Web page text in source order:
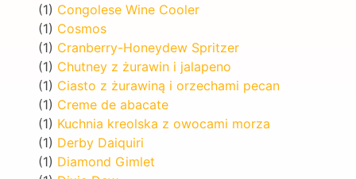
(1) Congolese Wine Cooler
(1) Cosmos
(1) Cranberry-Honeydew Spritzer
(1) Chutney z żurawin i jalapeno
(1) Ciasto z żurawiną i orzechami pecan
(1) Creme de abacate
(1) Kuchnia kreolska z owocami morza
(1) Derby Daiquiri
(1) Diamond Gimlet